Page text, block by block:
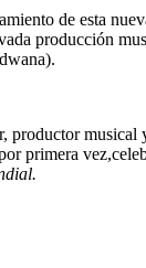
de esta
producción
productor
primera